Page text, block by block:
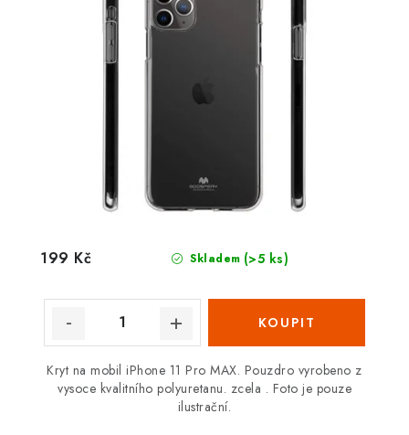
Skladem (>5 ks)
199 Kč
Kryt na mobil iPhone 11 Pro MAX. Pouzdro vyrobeno z
vysoce kvalitního polyuretanu. zcela . Foto je pouze
ilustrační.